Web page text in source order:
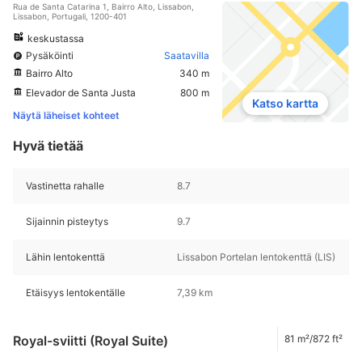
Rua de Santa Catarina 1, Bairro Alto, Lissabon,
Lissabon, Portugali, 1200-401
keskustassa
Pysäköinti
Saatavilla
Bairro Alto
340 m
Elevador de Santa Justa
800 m
Näytä läheiset kohteet
Katso kartta
Hyvä tietää
Vastinetta rahalle 8.7
Sijainnin pisteytys 9.7
Lähin lentokenttä Lissabon Portelan lentokenttä (LIS)
Etäisyys lentokentälle 7,39 km
Royal-sviitti (Royal Suite) 81 m²/872 ft²